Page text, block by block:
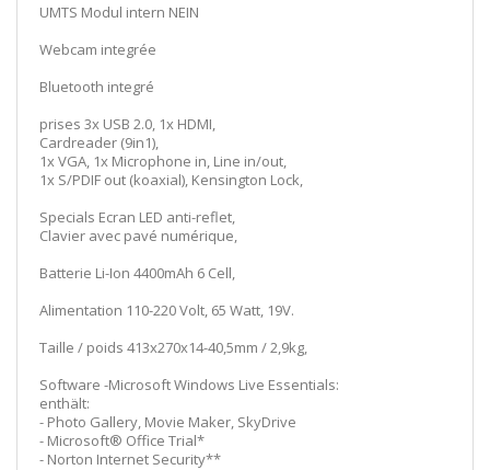
UMTS Modul intern NEIN
Webcam integrée
Bluetooth integré
prises 3x USB 2.0, 1x HDMI,
Cardreader (9in1),
1x VGA, 1x Microphone in, Line in/out,
1x S/PDIF out (koaxial), Kensington Lock,
Specials Ecran LED anti-reflet,
Clavier avec pavé numérique,
Batterie Li-Ion 4400mAh 6 Cell,
Alimentation 110-220 Volt, 65 Watt, 19V.
Taille / poids 413x270x14-40,5mm / 2,9kg,
Software -Microsoft Windows Live Essentials:
enthält:
- Photo Gallery, Movie Maker, SkyDrive
- Microsoft® Office Trial*
- Norton Internet Security**